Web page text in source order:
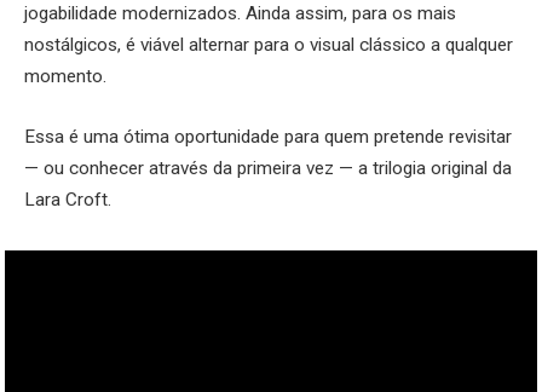
jogabilidade modernizados. Ainda assim, para os mais
nostálgicos, é viável alternar para o visual clássico a qualquer
momento.
Essa é uma ótima oportunidade para quem pretende revisitar
— ou conhecer através da primeira vez — a trilogia original da
Lara Croft.